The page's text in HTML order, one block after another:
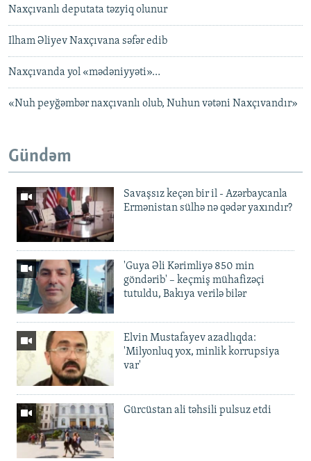
Naxçıvanlı deputata təzyiq olunur
Ilham Əliyev Naxçıvana səfər edib
Naxçıvanda yol «mədəniyyəti»…
«Nuh peyğəmbər naxçıvanlı olub, Nuhun vətəni Naxçıvandır»
Gündəm
Savaşsız keçən bir il - Azərbaycanla
Ermənistan sülhə nə qədər yaxındır?
'Guya Əli Kərimliyə 850 min
göndərib' – keçmiş mühafizəçi
tutuldu, Bakıya verilə bilər
Elvin Mustafayev azadlıqda:
'Milyonluq yox, minlik korrupsiya
var'
Gürcüstan ali təhsili pulsuz etdi